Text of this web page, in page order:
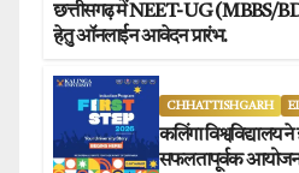
छत्तीसगढ़ में NEET-UG (MBBS/
हेतु ऑनलाईन आवेदन प्रारंभ.
CHHATTISHGARH
कलिंगा विश्वविद्यालय
सफलतापूर्वक आयोजन